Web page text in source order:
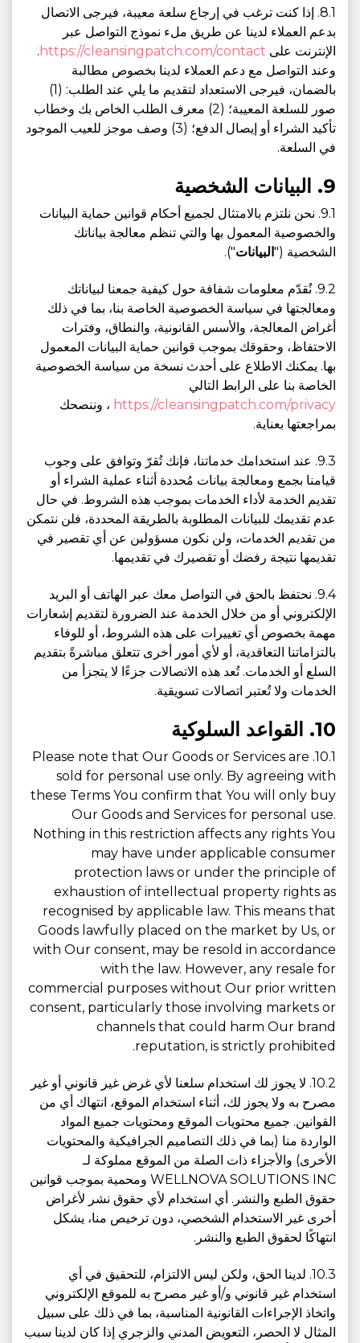
8.1. إذا كنت ترغب في إرجاع سلعة معيبة، فيرجى الاتصال
بدعم العملاء لدينا عن طريق ملء نموذج التواصل عبر
الإنترنت على https://cleansingpatch.com/contact
.
وعند التواصل مع دعم العملاء لدينا بخصوص مطالبة
بالضمان، فيرجى الاستعداد لتقديم ما يلي عند الطلب: (1)
صور للسلعة المعيبة؛ (2) معرف الطلب الخاص بك وخطاب
تأكيد الشراء أو إيصال الدفع؛ (3) وصف موجز للعيب الموجود
في السلعة.
9. البيانات الشخصية
9.1. نحن نلتزم بالامتثال لجميع أحكام قوانين حماية البيانات
والخصوصية المعمول بها والتي تنظم معالجة بياناتك
الشخصية ("البيانات").
9.2. نُقدّم معلومات شفافة حول كيفية جمعنا لبياناتك
ومعالجتها في سياسة الخصوصية الخاصة بنا، بما في ذلك
أغراض المعالجة، والأسس القانونية، والنطاق، وفترات
الاحتفاظ، وحقوقك بموجب قوانين حماية البيانات المعمول
بها. يمكنك الاطلاع على أحدث نسخة من سياسة الخصوصية
الخاصة بنا على الرابط التالي
https://cleansingpatch.com/privacy ، وننصحك
بمراجعتها بعناية.
9.3. عند استخدامك خدماتنا، فإنك تُقرّ وتوافق على وجوب
قيامنا بجمع ومعالجة بيانات مُحددة أثناء عملية الشراء أو
تقديم الخدمة لأداء الخدمات بموجب هذه الشروط. في حال
عدم تقديمك للبيانات المطلوبة بالطريقة المحددة، فلن نتمكن
من تقديم الخدمات، ولن نكون مسؤولين عن أي تقصير في
تقديمها نتيجة رفضك أو تقصيرك في تقديمها.
9.4. نحتفظ بالحق في التواصل معك عبر الهاتف أو البريد
الإلكتروني أو من خلال الخدمة عند الضرورة لتقديم إشعارات
مهمة بخصوص أي تغييرات على هذه الشروط، أو للوفاء
بالتزاماتنا التعاقدية، أو لأي أمور أخرى تتعلق مباشرةً بتقديم
السلع أو الخدمات. تُعد هذه الاتصالات جزءًا لا يتجزأ من
الخدمات ولا تُعتبر اتصالات تسويقية.
10. القواعد السلوكية
10.1. Please note that Our Goods or Services are
sold for personal use only. By agreeing with
these Terms You confirm that You will only buy
Our Goods and Services for personal use.
Nothing in this restriction affects any rights You
may have under applicable consumer
protection laws or under the principle of
exhaustion of intellectual property rights as
recognised by applicable law. This means that
Goods lawfully placed on the market by Us, or
with Our consent, may be resold in accordance
with the law. However, any resale for
commercial purposes without Our prior written
consent, particularly those involving markets or
channels that could harm Our brand
reputation, is strictly prohibited.
10.2. لا يجوز لك استخدام سلعنا لأي غرض غير قانوني أو غير
مصرح به ولا يجوز لك، أثناء استخدام الموقع، انتهاك أي من
القوانين. جميع محتويات الموقع ومحتويات جميع المواد
الواردة منا (بما في ذلك التصاميم الجرافيكية والمحتويات
الأخرى) والأجزاء ذات الصلة من الموقع مملوكة لـ
WELLNOVA SOLUTIONS INC ومحمية بموجب قوانين
حقوق الطبع والنشر. أي استخدام لأي حقوق نشر لأغراض
أخرى غير الاستخدام الشخصي، دون ترخيص منا، يشكل
انتهاكًا لحقوق الطبع والنشر.
10.3. لدينا الحق، ولكن ليس الالتزام، للتحقيق في أي
استخدام غير قانوني و/أو غير مصرح به للموقع الإلكتروني
واتخاذ الإجراءات القانونية المناسبة، بما في ذلك على سبيل
المثال لا الحصر، التعويض المدني والزجري إذا كان لدينا سبب